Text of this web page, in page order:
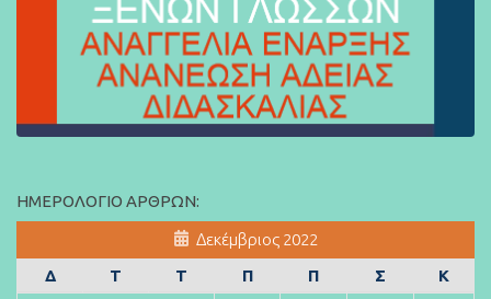
ΗΜΕΡΟΛΌΓΙΟ ΆΡΘΡΩΝ:
Δεκέμβριος 2022
Δ
Τ Τ Π Π Σ
Κ